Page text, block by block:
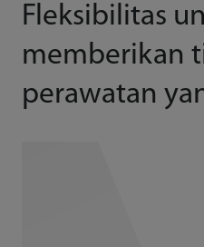
Fleksibilitas
memberikan
perawatan